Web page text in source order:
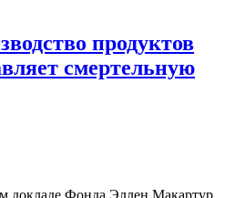
продуктов
смертельную
докладе Фонда Эллен Макартур